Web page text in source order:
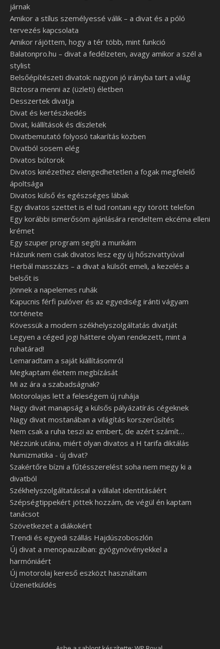
járnak
Amikor a stílus személyessé válik – a divat és a póló
tervezés kapcsolata
Amikor rájöttem, hogy a tér több, mint funkció
Balatonpro.hu – divat a fedélzeten, avagy amikor a szél a
stylist
Belsőépítészeti divatok: nagyon jó irányba tart a világ
Biztosra menni az (üzleti) életben
Desszertek divatja
Divat és kertészkedés
Divat, kiállítások és díszletek
Divatbemutató folyosó takarítás közben
Divatból sosem elég
Divatos bútorok
Divatos kinézethez elengedhetetlen a fogak megfelelő
ápoltsága
Divatos külső és egészséges lábak
Egy divatos szettet is el tud rontani egy törött telefon
Egy korábbi ismerősöm ajánlására rendeltem ekcéma elleni
krémet
Egy szuper program segíti a munkám
Házunk nem csak divatos lesz egy új hőszivattyúval
Herbál masszázs – a divat a külsőt emeli, a kezelés a
belsőt is
Jönnek a napelemes ruhák
Kapucnis férfi pulóver és az egyediség iránti vágyam
története
Kövessük a modern székhelyszolgáltatás divatját
Legyen a céged jogi háttere olyan rendezett, mint a
ruhatárad!
Lemaradtam a saját kiállításomról
Megkaptam életem megbízását
Mi az ára a szabadságnak?
Motorolajas lett a feleségem új ruhája
Nagy divat manapság a külsős pályázatírás cégeknek
Nagy divat mostanában a világítás korszerűsítés
Nem csak a ruha teszi az embert, de azért számít…
Nézzünk utána, miért olyan divatos a H tarifa diktálás
Numizmatika - új divat?
Szakértőre bízni a fűtésszerelést soha nem megy ki a
divatból
Székhelyszolgáltatással a vállalat identitásáért
Szépségtippekért jöttek hozzám, de végül én kaptam
tanácsot
Szövetkezet a diákokért
Trendi és egyedi szállás Hajdúszoboszlón
Új divat a menopauzában: gyógynövényekkel a
harmóniáért
Új motorolaj kereső eszközt használtam
Üzenetküldés